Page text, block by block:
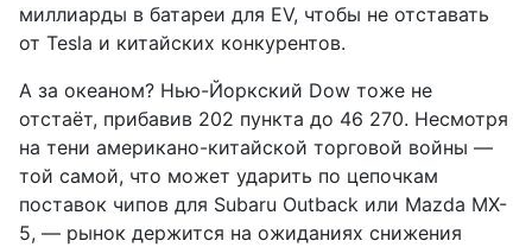
миллиарды в батареи для EV, чтобы не отставать
от Tesla и китайских конкурентов.
А за океаном? Нью-Йоркский Dow тоже не
отстаёт, прибавив 202 пункта до 46 270. Несмотря
на тени американо-китайской торговой войны —
той самой, что может ударить по цепочкам
поставок чипов для Subaru Outback или Mazda MX-
5, — рынок держится на ожиданиях снижения